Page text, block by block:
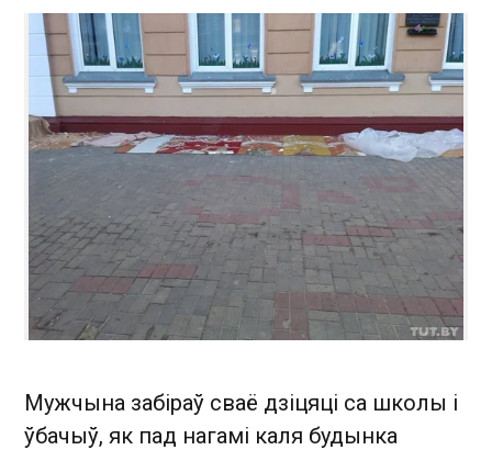
Мужчына забіраў сваё дзіцяці са школы і
ўбачыў, як пад нагамі каля будынка